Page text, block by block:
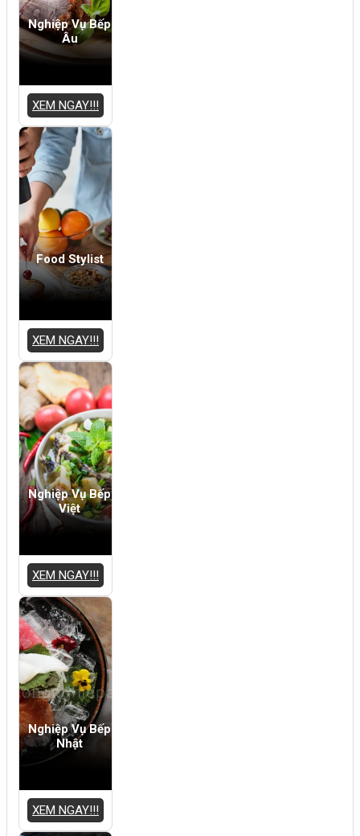
Nghiệp Vụ Bếp
Âu
XEM NGAY!!!
Food Stylist
XEM NGAY!!!
Nghiệp Vụ Bếp
Việt
XEM NGAY!!!
Nghiệp Vụ Bếp
Nhật
XEM NGAY!!!